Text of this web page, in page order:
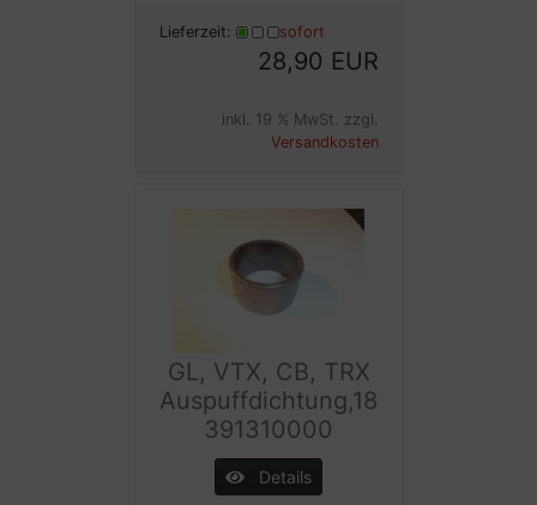
Lieferzeit: sofort
28,90 EUR
inkl. 19 % MwSt. zzgl.
Versandkosten
GL, VTX, CB, TRX
Auspuffdichtung,18
391310000
Details